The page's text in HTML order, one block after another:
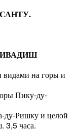
САНТУ.
на горы и
Пику-ду-
ду-Ришку и целой
3,5 часа.